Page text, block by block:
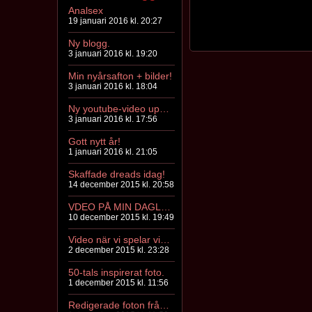
Analsex
19 januari 2016 kl. 20:27
Ny blogg.
3 januari 2016 kl. 19:20
Min nyårsafton + bilder!
3 januari 2016 kl. 18:04
3 januari 2016 kl. 17:56
Gott nytt år!
1 januari 2016 kl. 21:05
Skaffade dreads idag!
14 december 2015 kl. 20:58
10 december 2015 kl. 19:49
2 december 2015 kl. 23:28
50-tals inspirerat foto.
1 december 2015 kl. 11:56